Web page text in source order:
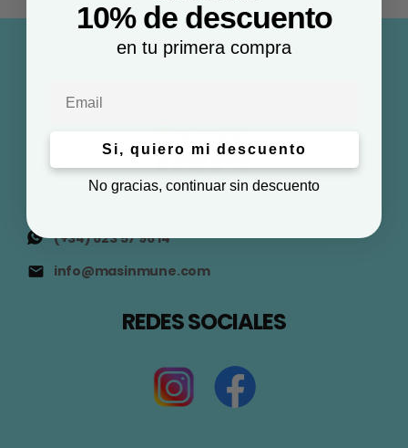
(+34) 623 57 96 14
info@masinmune.com
REDES SOCIALES
10% de descuento
en tu primera compra
Si, quiero mi descuento
No gracias, continuar sin descuento